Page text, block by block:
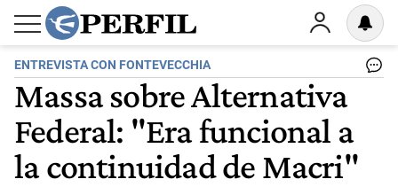
ENTREVISTA CON FONTEVECCHIA
Massa sobre Alternativa
Federal: "Era funcional a
la continuidad de Macri"